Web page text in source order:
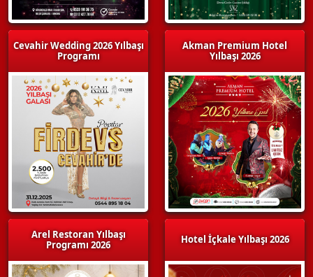
Cevahir Wedding 2026 Yılbaşı
Programı
Arel Restoran Yılbaşı
Programı 2026
Akman Premium Hotel
Yılbaşı 2026
Hotel İçkale Yılbaşı 2026